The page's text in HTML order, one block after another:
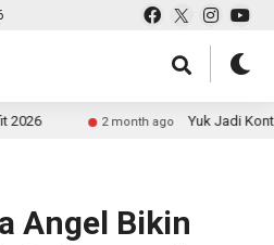
2 month ago Yuk Jadi Kontributor
Angel Bikin